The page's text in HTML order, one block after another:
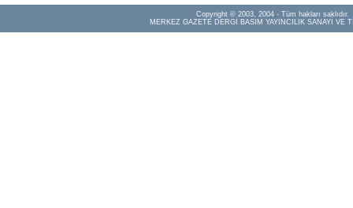
Copyright © 2003, 2004 - Tüm hakları saklıdır.
MERKEZ GAZETE DERGİ BASIM YAYINCILIK SANAYİ VE